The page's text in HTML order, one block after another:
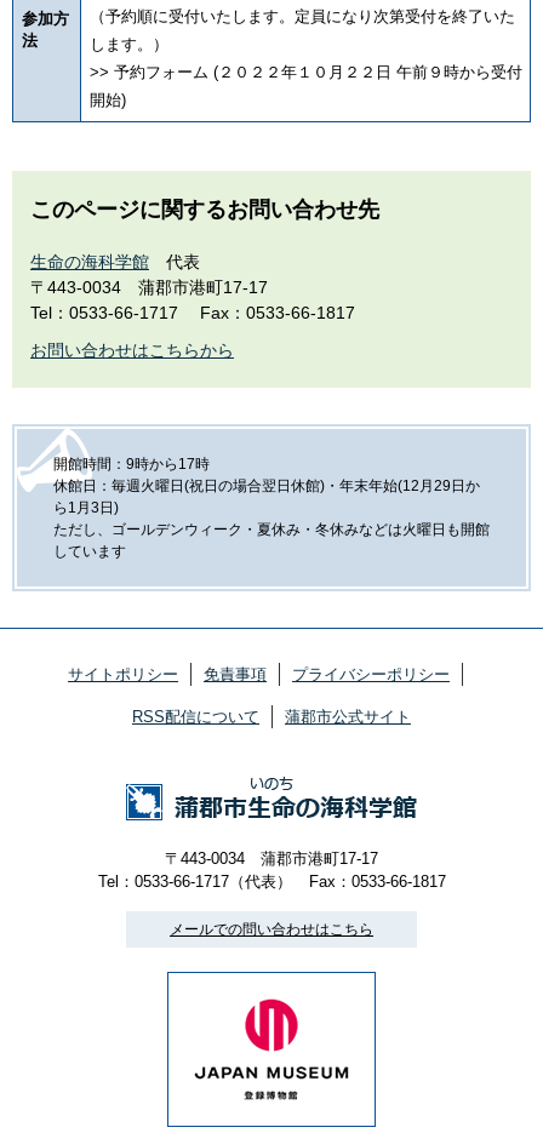
参加方
法
（予約順に受付いたします。定員になり次第受付を終了いた
します。）
>> 予約フォーム (２０２２年１０月２２日 午前９時から受付
開始)
このページに関するお問い合わせ先
生命の海科学館
代表
〒443-0034
蒲郡市港町17-17
Tel：0533-66-1717
Fax：0533-66-1817
お問い合わせはこちらから
開館時間：9時から17時
休館日：毎週火曜日(祝日の場合翌日休館)・年末年始(12月29日か
ら1月3日)
ただし、ゴールデンウィーク・夏休み・冬休みなどは火曜日も開館
しています
サイトポリシー 免責事項 プライバシーポリシー
RSS配信について 蒲郡市公式サイト
〒443-0034 蒲郡市港町17-17
Tel：0533-66-1717（代表）
Fax：0533-66-1817
メールでの問い合わせはこちら